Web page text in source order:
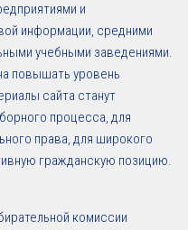
и
информации, средними
учебными заведениями.
повышать уровень
сайта станут
процесса, для
права, для широкого
гражданскую позицию.
комиссии